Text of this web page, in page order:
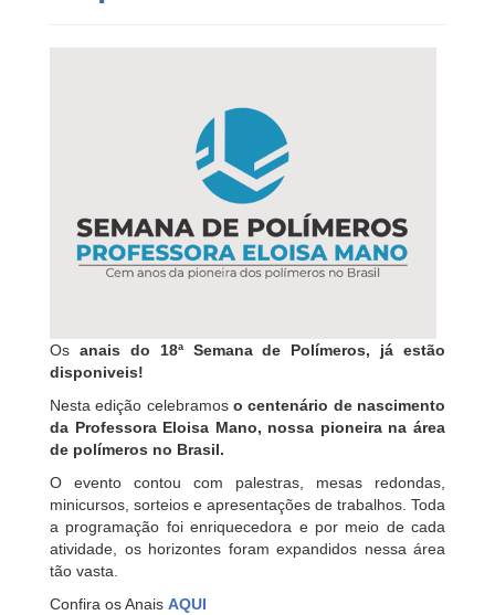
Os anais do 18ª Semana de Polímeros, já estão
disponiveis!
Nesta edição celebramoso centenário de nascimento
da Professora Eloisa Mano, nossa pioneira na área
de polímeros no Brasil.
O evento contou com palestras, mesas redondas,
minicursos, sorteios e apresentações de trabalhos. Toda
a programação foi enriquecedora e por meio de cada
atividade, os horizontes foram expandidos nessa área
tão vasta.
Confira os Anais AQUI